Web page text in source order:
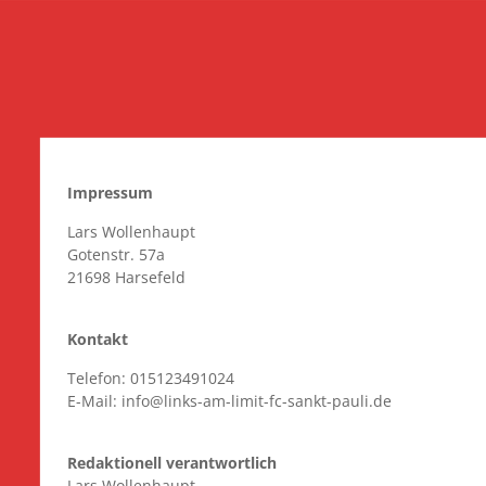
Impressum
Lars Wollenhaupt
Gotenstr. 57a
21698 Harsefeld
Kontakt
Telefon: 015123491024
E-Mail: info@links-am-limit-fc-sankt-pauli.de
Redaktionell verantwortlich